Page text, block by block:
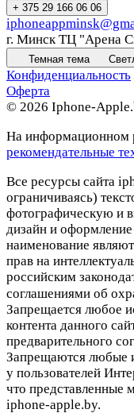
+ 375 29 166 06 06
г. Минск ТЦ "Арена
Темная тема
Конфиденциальность
Оферта
© 2026 Iphone-
На информационном
рекомендательные
Все ресурсы сайта
ограничиваясь)
фотографическую и
дизайн и
наименование
прав на
российским
соглашениями об
Запрещается любое
контента данного
предварительного
Запрещаются любые
у пользователей
что представленные
iphone-apple.by.